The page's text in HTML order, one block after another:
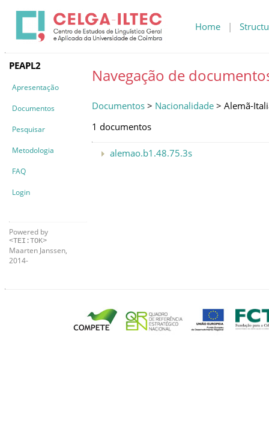
Home |
PEAPL2
Apresentação
Documentos
Pesquisar
Metodologia
FAQ
Login
Powered by
<TEI:TOK>
Maarten Janssen,
2014-
Navegação de
Documentos > Nacionalidade > Alemã-
1 documentos
alemao.b1.48.75.3s